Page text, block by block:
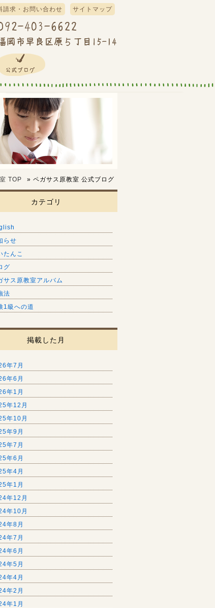
サイトマップ
請求・お問い合わせ
TOP » ペガサス原教室 公式ブログ
カテゴリ
らせ
たんこ
グ
サス原教室アルバム
法
1級への道
掲載した月
年7月
年6月
年1月
年12月
年10月
年9月
年7月
年6月
年4月
年1月
年12月
年10月
年8月
年7月
年6月
年5月
年4月
年2月
年1月